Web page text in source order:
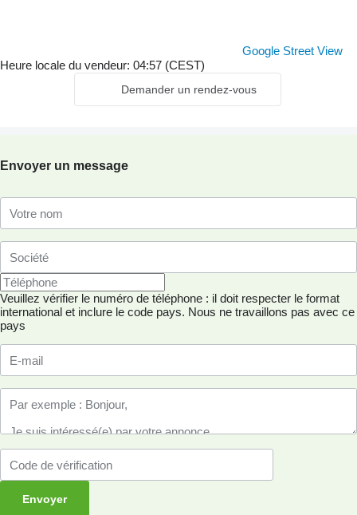
Google Street View
Heure locale du vendeur: 04:57 (CEST)
Demander un rendez-vous
Envoyer un message
Veuillez vérifier le numéro de téléphone : il doit respecter le format
international et inclure le code pays. Nous ne travaillons pas avec ce
pays